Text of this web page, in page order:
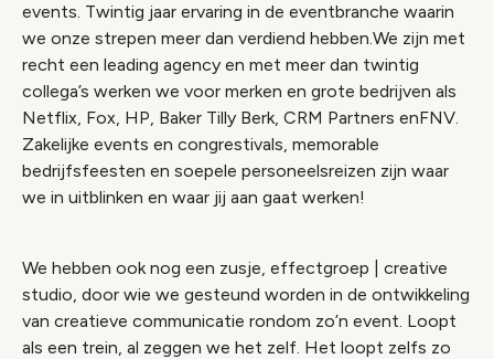
events. Twintig jaar ervaring in de eventbranche waarin
we onze strepen meer dan verdiend hebben.We zijn met
recht een leading agency en met meer dan twintig
collega’s werken we voor merken en grote bedrijven als
Netflix, Fox, HP, Baker Tilly Berk, CRM Partners enFNV.
Zakelijke events en congrestivals, memorable
bedrijfsfeesten en soepele personeelsreizen zijn waar
we in uitblinken en waar jij aan gaat werken!
We hebben ook nog een zusje, effectgroep | creative
studio, door wie we gesteund worden in de ontwikkeling
van creatieve communicatie rondom zo’n event. Loopt
als een trein, al zeggen we het zelf. Het loopt zelfs zo